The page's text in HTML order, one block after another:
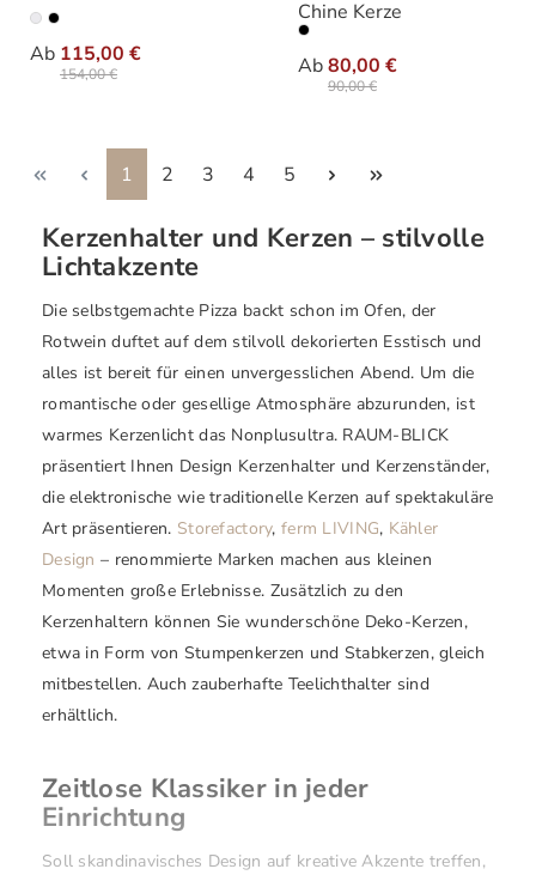
Ab 115,00 €
154,00 €
Varianten
Chine Kerze
Ab80,00 €
90,00 €
Varianten
Seite
1 Seite
2 Seite
3 Seite
4 Seite
5
Kerzenhalter und Kerzen – stilvolle
Lichtakzente
Die selbstgemachte Pizza backt schon im Ofen, der
Rotwein duftet auf dem stilvoll dekorierten Esstisch und
alles ist bereit für einen unvergesslichen Abend. Um die
romantische oder gesellige Atmosphäre abzurunden, ist
warmes Kerzenlicht das Nonplusultra. RAUM-BLICK
präsentiert Ihnen Design Kerzenhalter und Kerzenständer,
die elektronische wie traditionelle Kerzen auf spektakuläre
Art präsentieren. Storefactory, ferm LIVING, Kähler
Design – renommierte Marken machen aus kleinen
Momenten große Erlebnisse. Zusätzlich zu den
Kerzenhaltern können Sie wunderschöne Deko-Kerzen,
etwa in Form von Stumpenkerzen und Stabkerzen, gleich
mitbestellen. Auch zauberhafte Teelichthalter sind
erhältlich.
Zeitlose Klassiker in jeder
Einrichtung
Soll skandinavisches Design auf kreative Akzente treffen,